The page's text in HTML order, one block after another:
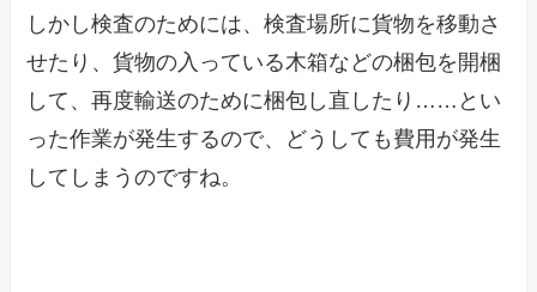
しかし検査のためには、検査場所に貨物を移動さ
せたり、貨物の入っている木箱などの梱包を開梱
して、再度輸送のために梱包し直したり……とい
った作業が発生するので、どうしても費用が発生
してしまうのですね。